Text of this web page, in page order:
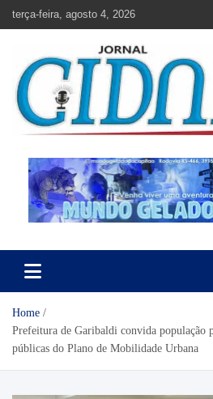
Skip
terça-feira, agosto 4, 2026
Jornal Cidades
Home
Prefeitura de Garibaldi convida população
públicas do Plano de Mobilidade Urbana